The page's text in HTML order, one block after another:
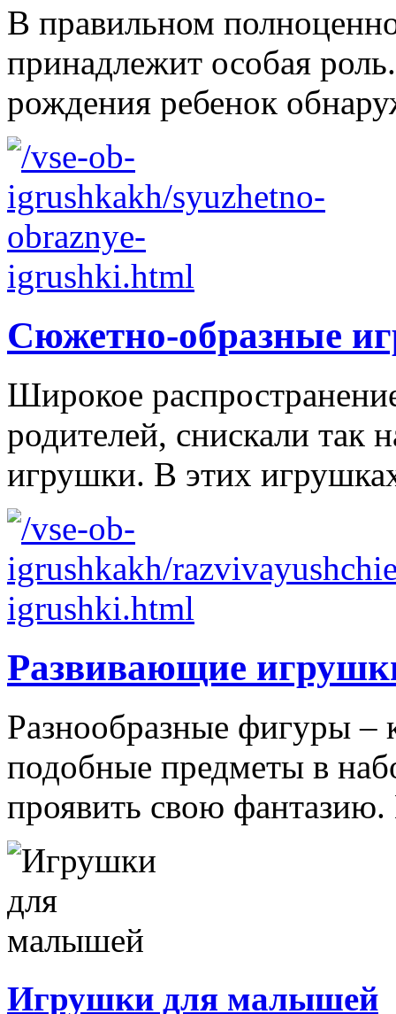
В правильном
принадлежит особая
рождения ребенок
Сюжетно-образные
Широкое
родителей, снискали так
игрушки. В этих
Развивающие
Разнообразные фигуры –
подобные предметы в
проявить свою
Игрушки для малышей